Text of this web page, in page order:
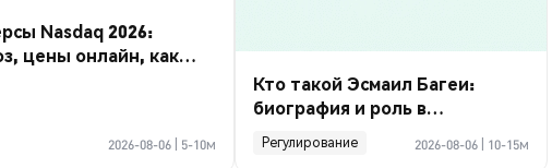
Nasdaq 2026:
цены онлайн, как
2026-08-06 5-10м
Кто такой Эсмаил Багеи:
биография и роль в
криптосделке по Ормузу
Регулирование 2026-08-06 10-15м